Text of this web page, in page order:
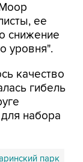
ее
снижение
уровня".
качество
гибель
набора
парк